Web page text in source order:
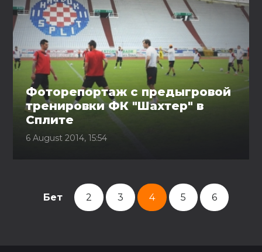
Фоторепортаж с предыгровой
тренировки ФК "Шахтер" в
Сплите
6 August 2014, 15:54
Бет 2 3 4 5 6